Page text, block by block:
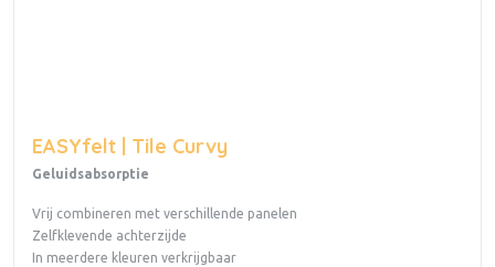
EASYfelt | Tile Curvy
Geluidsabsorptie
Vrij combineren met verschillende panelen
Zelfklevende achterzijde
In meerdere kleuren verkrijgbaar